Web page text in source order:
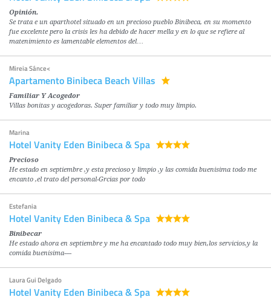
Opinión.
Se trata e un aparthotel situado en un precioso pueblo Binibeca, en su momento
fue excelente pero la crisis les ha debido de hacer mella y en lo que se refiere al
matenimiento es lamentable elementos del…
Mireia Sánce<
Apartamento Binibeca Beach Villas
Familiar Y Acogedor
Villas bonitas y acogedoras. Super familiar y todo muy limpio.
Marina
Hotel Vanity Eden Binibeca & Spa
Precioso
He estado en septiembre ,y esta precioso y limpio ,y las comida buenisima todo me
encanto ,el trato del personal-Grcias por todo
Estefania
Hotel Vanity Eden Binibeca & Spa
Binibecar
He estado ahora en septiembre y me ha encantado todo muy bien,los servicios,y la
comida buenisima----
Laura Gui Delgado
Hotel Vanity Eden Binibeca & Spa